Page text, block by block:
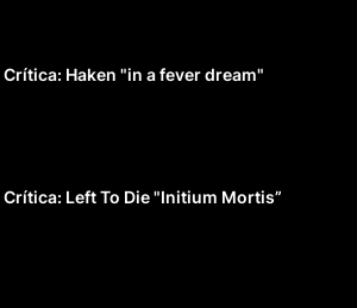
Crítica: Haken "in a fever dream"
Crítica: Left To Die "Initium Mortis”